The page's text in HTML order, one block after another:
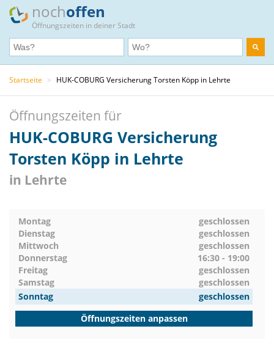
nochoffen
Öffnungszeiten in deiner Stadt
Startseite > HUK-COBURG Versicherung Torsten Köpp in Lehrte
Öffnungszeiten für
HUK-COBURG Versicherung
Torsten Köpp in Lehrte
in Lehrte
Montag
geschlossen
Dienstag
geschlossen
Mittwoch
geschlossen
Donnerstag
16:30 - 19:00
Freitag
geschlossen
Samstag
geschlossen
Sonntag
geschlossen
Öffnungszeiten anpassen